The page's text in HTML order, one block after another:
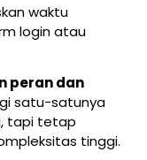
waktu
login atau
peran dan
satu-satunya
tapi tetap
tinggi.